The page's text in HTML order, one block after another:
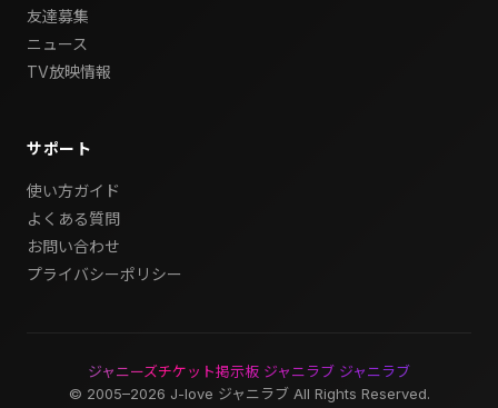
友達募集
ニュース
TV放映情報
サポート
使い方ガイド
よくある質問
お問い合わせ
プライバシーポリシー
ジャニーズチケット掲示板 ジャニラブ ジャニラブ
© 2005–2026 J-love ジャニラブ All Rights Reserved.